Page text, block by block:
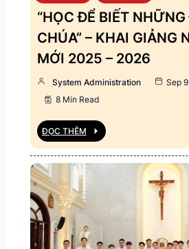
“HỌC ĐỂ BIẾT
CHÚA” – KHAI GIẢNG
MỚI 2025 – 2026
System Administration
Sep
8 Min Read
ĐỌC THÊM